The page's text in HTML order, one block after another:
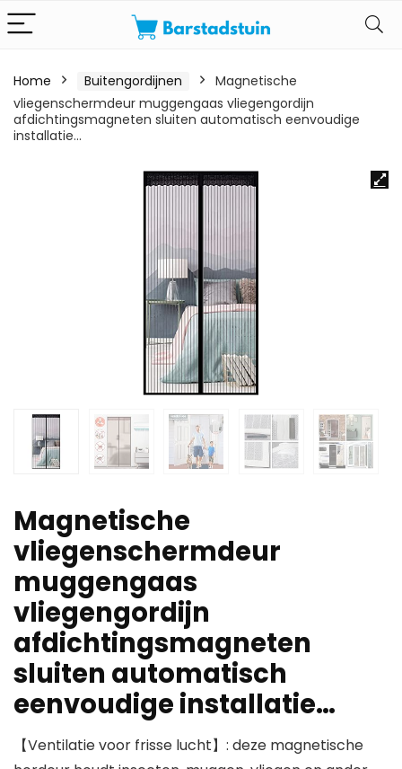
Home Buitengordijnen
Magnetische
vliegenschermdeur muggengaas vliegengordijn
afdichtingsmagneten sluiten automatisch eenvoudige
installatie…
Magnetische
vliegenschermdeur
muggengaas
vliegengordijn
afdichtingsmagneten
sluiten automatisch
eenvoudige installatie…
【Ventilatie voor frisse lucht】: deze magnetische